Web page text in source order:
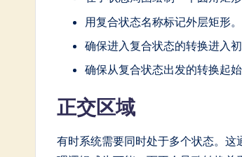
用复合状态名称标记外层矩形。
确保进入复合状态的转换进入初
确保从复合状态出发的转换起始
正交区域
有时系统需要同时处于多个状态。